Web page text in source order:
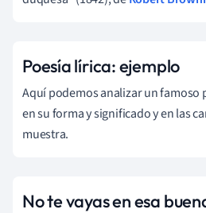
Poesía lírica: ejemplo
Aquí podemos analizar un
en su forma y significado y en las
muestra.
No te vayas en esa